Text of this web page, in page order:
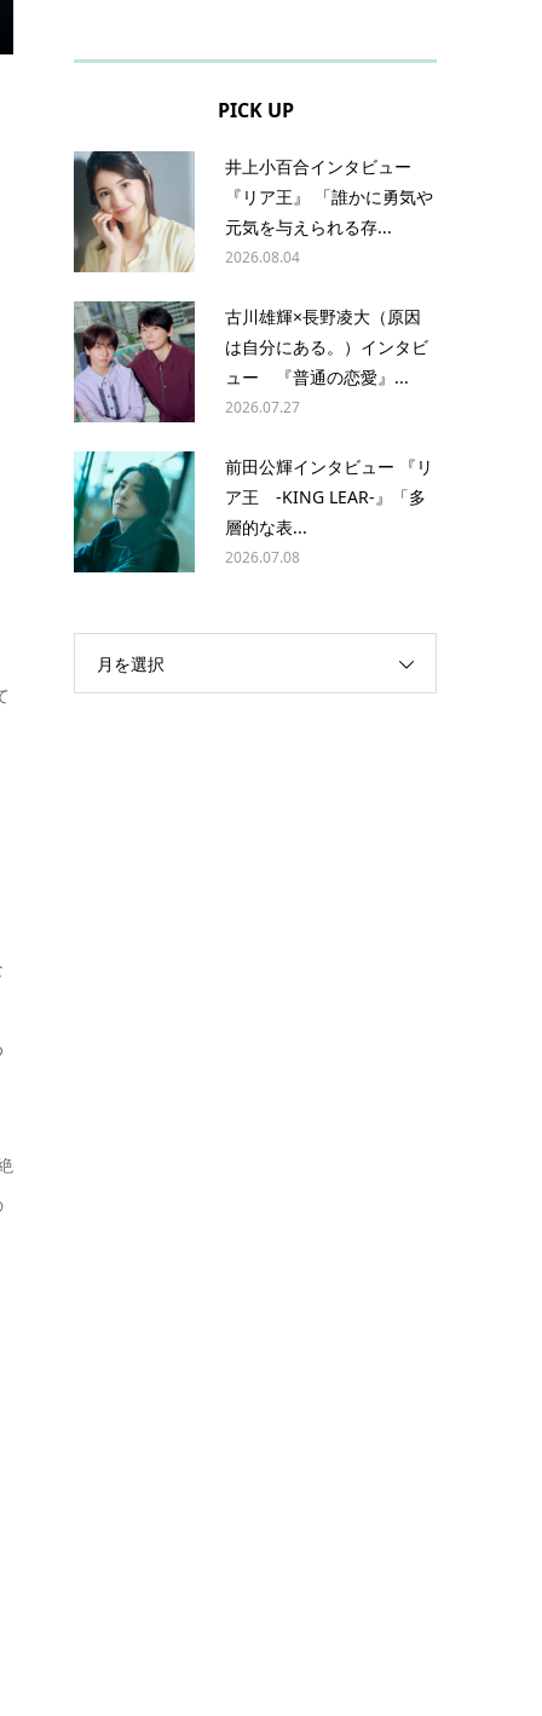
PICK UP
井上小百合インタビュー
『リア王』 「誰かに勇気や
元気を与えられる存...
2026.08.04
古川雄輝×長野凌大（原因
は自分にある。）インタビ
ュー 『普通の恋愛』...
2026.07.27
前田公輝インタビュー 『リ
ア王 -KING LEAR-』「多
層的な表...
2026.07.08
月を選択